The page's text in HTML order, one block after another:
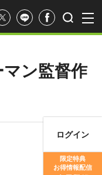
ログイン
限定特典
お得情報配信
ン監督作